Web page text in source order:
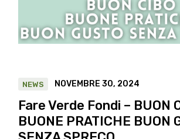
NEWS NOVEMBRE 30, 2024
Fare Verde Fondi – BUON
BUONE PRATICHE BUON